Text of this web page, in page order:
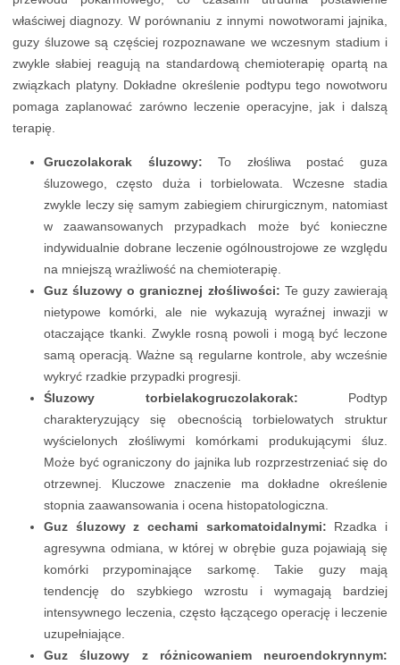
właściwej diagnozy. W porównaniu z innymi nowotworami jajnika,
guzy śluzowe są częściej rozpoznawane we wczesnym stadium i
zwykle słabiej reagują na standardową chemioterapię opartą na
związkach platyny. Dokładne określenie podtypu tego nowotworu
pomaga zaplanować zarówno leczenie operacyjne, jak i dalszą
terapię.
Gruczolakorak śluzowy: To złośliwa postać guza
śluzowego, często duża i torbielowata. Wczesne stadia
zwykle leczy się samym zabiegiem chirurgicznym, natomiast
w zaawansowanych przypadkach może być konieczne
indywidualnie dobrane leczenie ogólnoustrojowe ze względu
na mniejszą wrażliwość na chemioterapię.
Guz śluzowy o granicznej złośliwości: Te guzy zawierają
nietypowe komórki, ale nie wykazują wyraźnej inwazji w
otaczające tkanki. Zwykle rosną powoli i mogą być leczone
samą operacją. Ważne są regularne kontrole, aby wcześnie
wykryć rzadkie przypadki progresji.
Śluzowy torbielakogruczolakorak: Podtyp
charakteryzujący się obecnością torbielowatych struktur
wyścielonych złośliwymi komórkami produkującymi śluz.
Może być ograniczony do jajnika lub rozprzestrzeniać się do
otrzewnej. Kluczowe znaczenie ma dokładne określenie
stopnia zaawansowania i ocena histopatologiczna.
Guz śluzowy z cechami sarkomatoidalnymi: Rzadka i
agresywna odmiana, w której w obrębie guza pojawiają się
komórki przypominające sarkomę. Takie guzy mają
tendencję do szybkiego wzrostu i wymagają bardziej
intensywnego leczenia, często łączącego operację i leczenie
uzupełniające.
Guz śluzowy z różnicowaniem neuroendokrynnym: